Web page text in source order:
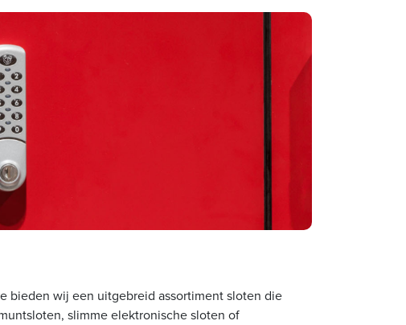
bieden wij een uitgebreid assortiment sloten die
slimme elektronische sloten of